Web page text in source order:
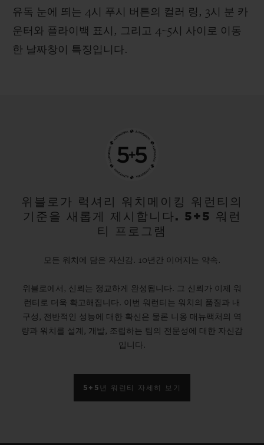
유독 눈에 띄는 4시 푸시 버튼의 컬러 링, 3시 분 카
운터와 플라이백 표시, 그리고 4~5시 사이로 이동
한 날짜창이 특징입니다.
위블로가 럭셔리 워치메이킹 워런티의
기준을 새롭게 제시합니다. 5+5 워런
티 프로그램
모든 워치에 담은 자신감. 10년간 이어지는 약속.
위블로에서, 신뢰는 정교하게 완성됩니다. 그 신뢰가 이제 워
런티로 더욱 확고해집니다. 이번 워런티는 워치의 품질과 내
구성, 전반적인 성능에 대한 확신은 물론 니옹 매뉴팩처의 역
량과 워치를 설계, 개발, 조립하는 팀의 전문성에 대한 자신감
입니다.
5+5년 워런티 자세히 보기